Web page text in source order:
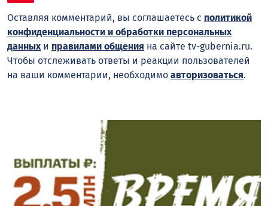
Оставляя комментарий, вы соглашаетесь с политикой
конфиденциальности и обработки персональных
данныхи правилами общения на сайте tv-gubernia.ru.
Чтобы отслеживать ответы и реакции пользователей
на ваши комментарии, необходимо авторизоваться.